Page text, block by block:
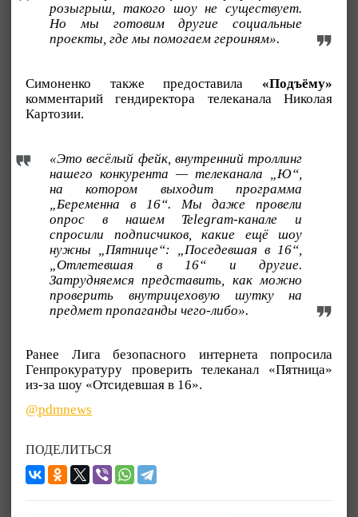
розыгрыш, такого шоу не существует.
Но мы готовим другие социальные
проекты, где мы помогаем героиням».
Симоненко также предоставила «Подъёму»
комментарий гендиректора телеканала Николая
Картозии.
«Это весёлый фейк, внутренний троллинг
нашего конкурента — телеканала „Ю“,
на котором выходит программа
„Беременна в 16“. Мы даже провели
опрос в нашем Telegram-канале и
спросили подписчиков, какие ещё шоу
нужны „Пятнице“: „Поседевшая в 16“,
„Отлетевшая в 16“ и другие.
Затрудняемся представить, как можно
проверить внутрицеховую шутку на
предмет пропаганды чего-либо».
Ранее Лига безопасного интернета попросила
Генпрокуратуру проверить телеканал «Пятница»
из-за шоу «Отсидевшая в 16».
@pdmnews
ПОДЕЛИТЬСЯ